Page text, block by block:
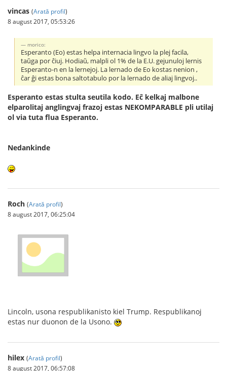
vincas (Arată profil)
8 august 2017, 05:53:26
morico:
Esperanto (Eo) estas helpa internacia lingvo la plej facila,
taŭga por ĉiuj. Hodiaŭ, malpli ol 1% de la E.U. gejunuloj lernis
Esperanto-n en la lernejoj. La lernado de Eo kostas nenion ,
ĉar ĝi estas bona saltotabulo por la lernado de aliaj lingvoj..
Esperanto estas stulta seutila kodo. Eĉ kelkaj malbone
elparolitaj anglingvaj frazoj estas NEKOMPARABLE pli utilaj
ol via tuta flua Esperanto.
Nedankinde
Roch (Arată profil)
8 august 2017, 06:25:04
Lincoln, usona respublikanisto kiel Trump. Respublikanoj
estas nur duonon de la Usono.
hilex (Arată profil)
8 august 2017, 06:57:08